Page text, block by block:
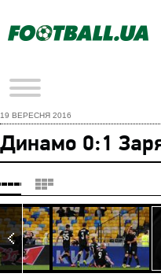
19 ВЕРЕСНЯ 2016
Динамо 0:1